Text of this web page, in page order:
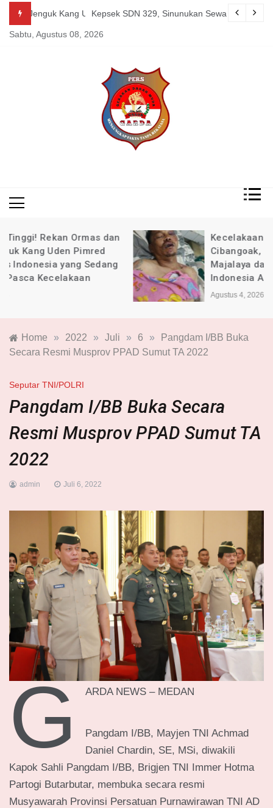
content
Uden Pimred Garda News Indonesia yang Sedang Pemulihan
Kepsek SDN 329, Sinunukan Sewa Preman Halau LSM
Sabtu, Agustus 08, 2026
Kecelakaan di Wilayah Pacet
Cibangoak, Ketua BPKB Banten PAC
Majalaya dan Pimred Garda News
Indonesia Alami Luka
Agustus 4, 2026
Home » 2022 » Juli » 6 »
Pangdam I/BB Buka
Secara Resmi Musprov PPAD Sumut TA 2022
Seputar TNI/POLRI
Pangdam I/BB Buka Secara
Resmi Musprov PPAD Sumut TA
2022
admin Juli 6, 2022
G ARDA NEWS – MEDAN
Pangdam I/BB, Mayjen TNI Achmad
Daniel Chardin, SE, MSi, diwakili
Kapok Sahli Pangdam I/BB, Brigjen TNI Immer Hotma
Partogi Butarbutar, membuka secara resmi
Musyawarah Provinsi Persatuan Purnawirawan TNI AD